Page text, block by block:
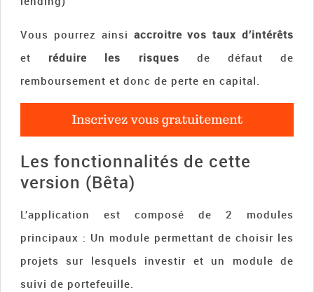
Vous pourrez ainsi accroitre vos taux d’intérêts
et réduire les risques de défaut de
remboursement et donc de perte en capital.
Les fonctionnalités de cette
version (Bêta)
L’application est composé de 2 modules
principaux : Un module permettant de choisir les
projets sur lesquels investir et un module de
suivi de portefeuille.